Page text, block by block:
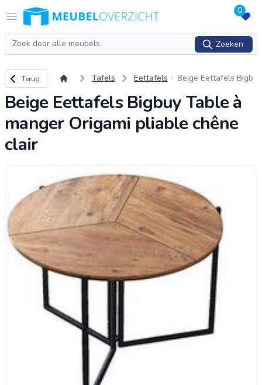
Open menu
Logo Meubeloverzicht.nl 0
Zoeken
Zoeken
Terug naar overzicht
Terug Tafels Eettafels
Beige Eettafels Bigb
rigami pliable chêne
clair
Beige Eettafels Bigbuy Table à
manger Origami pliable chêne
clair